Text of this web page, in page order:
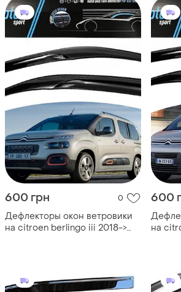
600 грн 0
Дефлекторы окон ветровики
на citroen berlingo iii 2018->
600
на